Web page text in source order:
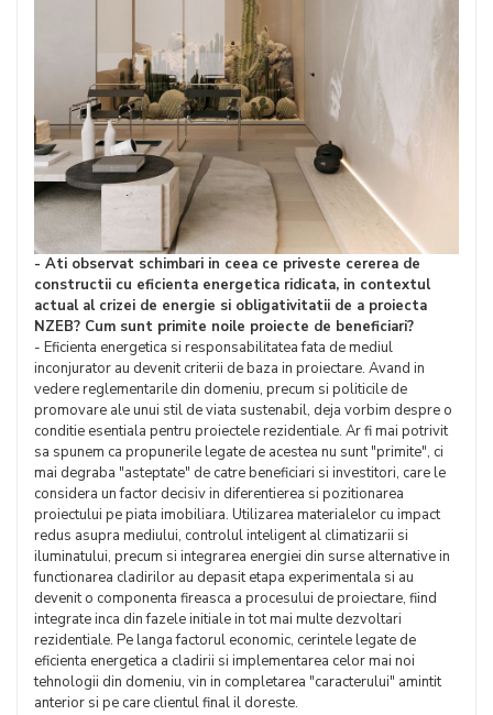
- Ati observat schimbari in ceea ce priveste cererea de
constructii cu eficienta energetica ridicata, in contextul
actual al crizei de energie si obligativitatii de a proiecta
NZEB? Cum sunt primite noile proiecte de beneficiari?
- Eficienta energetica si responsabilitatea fata de mediul
inconjurator au devenit criterii de baza in proiectare. Avand in
vedere reglementarile din domeniu, precum si politicile de
promovare ale unui stil de viata sustenabil, deja vorbim despre o
conditie esentiala pentru proiectele rezidentiale. Ar fi mai potrivit
sa spunem ca propunerile legate de acestea nu sunt "primite", ci
mai degraba "asteptate" de catre beneficiari si investitori, care le
considera un factor decisiv in diferentierea si pozitionarea
proiectului pe piata imobiliara. Utilizarea materialelor cu impact
redus asupra mediului, controlul inteligent al climatizarii si
iluminatului, precum si integrarea energiei din surse alternative in
functionarea cladirilor au depasit etapa experimentala si au
devenit o componenta fireasca a procesului de proiectare, fiind
integrate inca din fazele initiale in tot mai multe dezvoltari
rezidentiale. Pe langa factorul economic, cerintele legate de
eficienta energetica a cladirii si implementarea celor mai noi
tehnologii din domeniu, vin in completarea "caracterului" amintit
anterior si pe care clientul final il doreste.